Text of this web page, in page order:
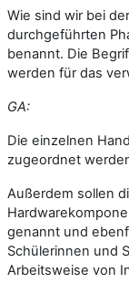
Wie sind wir bei
durchgeführten
benannt. Die
werden für das
GA:
Die einzelnen
zugeordnet
Außerdem sollen
genannt und
Schülerinnen und
Arbeitsweise von